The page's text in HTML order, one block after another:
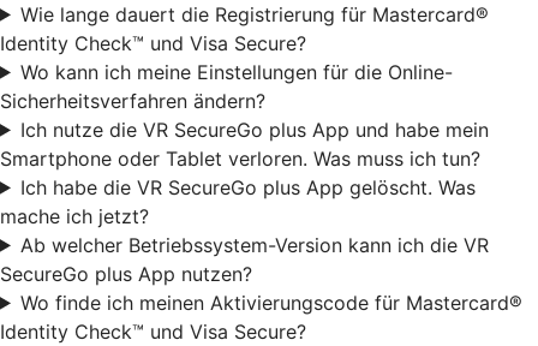
Wie lange dauert die Registrierung für Mastercard®
Identity Check™ und Visa Secure?
Wo kann ich meine Einstellungen für die Online-
Sicherheitsverfahren ändern?
Ich nutze die VR SecureGo plus App und habe mein
Smartphone oder Tablet verloren. Was muss ich tun?
Ich habe die VR SecureGo plus App gelöscht. Was
mache ich jetzt?
Ab welcher Betriebssystem-Version kann ich die VR
SecureGo plus App nutzen?
Wo finde ich meinen Aktivierungscode für Mastercard®
Identity Check™ und Visa Secure?